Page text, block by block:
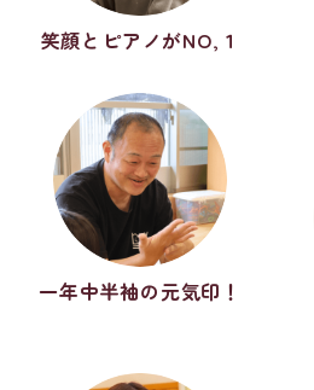
笑顔とピアノがNO,１
一年中半袖の元気印！